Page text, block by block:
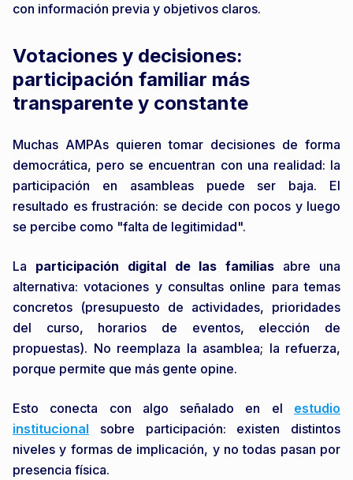
con información previa y objetivos claros.
Votaciones y decisiones:
participación familiar más
transparente y constante
Muchas AMPAs quieren tomar decisiones de forma
democrática, pero se encuentran con una realidad: la
participación en asambleas puede ser baja. El
resultado es frustración: se decide con pocos y luego
se percibe como "falta de legitimidad".
La participación digital de las familias abre una
alternativa: votaciones y consultas online para temas
concretos (presupuesto de actividades, prioridades
del curso, horarios de eventos, elección de
propuestas). No reemplaza la asamblea; la refuerza,
porque permite que más gente opine.
Esto conecta con algo señalado en el estudio
institucional sobre participación: existen distintos
niveles y formas de implicación, y no todas pasan por
presencia física.